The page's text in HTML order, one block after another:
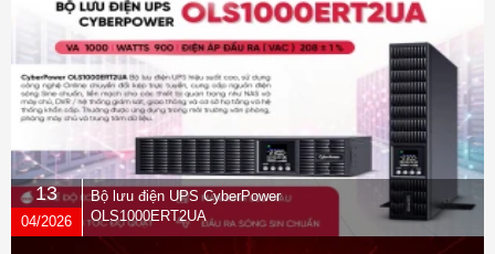
13
04/2026
Bộ lưu điện UPS CyberPower
OLS1000ERT2UA